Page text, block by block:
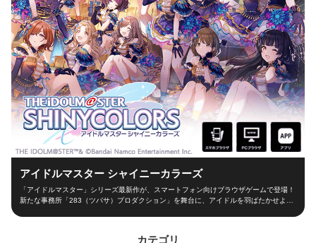
アイドルマスター シャイニーカラーズ
「アイドルマスター」シリーズ最新作が、スマートフォン向けブラウザゲームで登場！
新たな事務所「283（ツバサ）プロダクション」を舞台に、アイドルを羽ばたかせよ
カテゴリ